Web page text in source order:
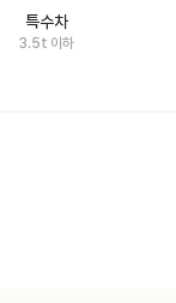
특수차
3.5t 이하